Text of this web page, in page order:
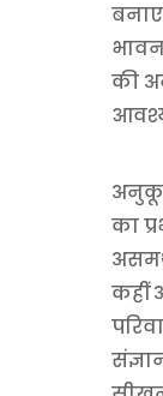
की
का
कहीं